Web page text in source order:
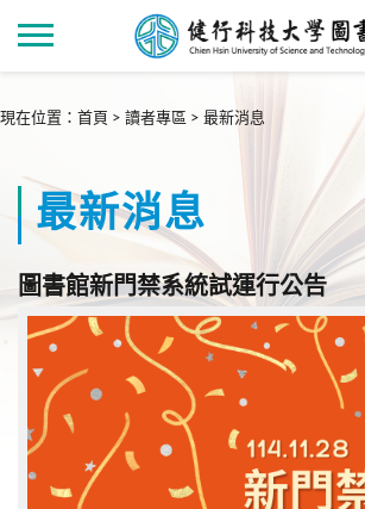
現在位置 ： 首頁 > 讀者專區 > 最新消息
最新消息
圖書館新門禁系統試運行公告